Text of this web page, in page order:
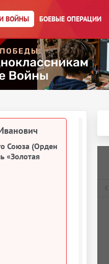
ВОЙНЫ БОЕВЫЕ ОПЕРАЦИИ
Знамени
Союза (Орден
«Золотая